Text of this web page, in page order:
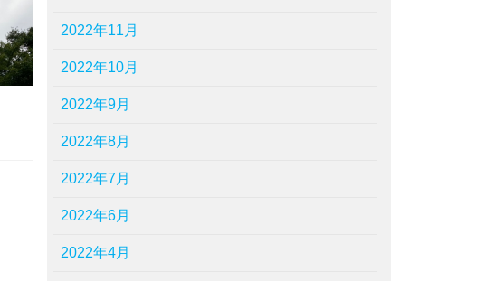
2022年11月
2022年10月
2022年9月
2022年8月
2022年7月
2022年6月
2022年4月